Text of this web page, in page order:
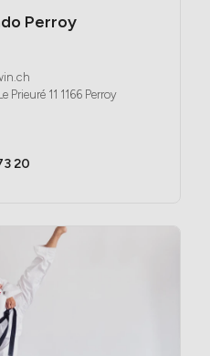
Perroy
Prieuré 11 1166 Perroy
20